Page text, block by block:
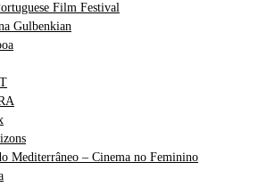
Film Festival
Gulbenkian
Mediterrâneo – Cinema no Feminino